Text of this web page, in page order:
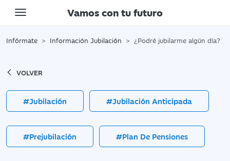
Toggle navigation
Vamos con tu futuro
Infórmate Información Jubilación ¿Podré jubilarme algún día?
VOLVER
#Jubilación #Jubilación Anticipada
#Prejubilación #Plan De Pensiones